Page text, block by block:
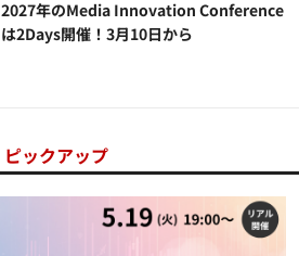
2027年のMedia Innovation Conference
は2Days開催！3月10日から
ピックアップ